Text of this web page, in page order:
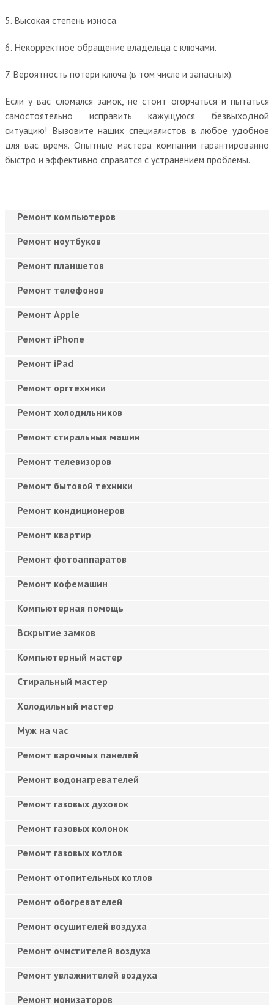
5. Высокая степень износа.
6. Некорректное обращение владельца с ключами.
7. Вероятность потери ключа (в том числе и запасных).
Если у вас сломался замок, не стоит огорчаться и пытаться
самостоятельно исправить кажущуюся безвыходной
ситуацию! Вызовите наших специалистов в любое удобное
для вас время. Опытные мастера компании гарантированно
быстро и эффективно справятся с устранением проблемы.
Ремонт компьютеров
Ремонт ноутбуков
Ремонт планшетов
Ремонт телефонов
Ремонт Apple
Ремонт iPhone
Ремонт iPad
Ремонт оргтехники
Ремонт холодильников
Ремонт стиральных машин
Ремонт телевизоров
Ремонт бытовой техники
Ремонт кондиционеров
Ремонт квартир
Ремонт фотоаппаратов
Ремонт кофемашин
Компьютерная помощь
Вскрытие замков
Компьютерный мастер
Cтиральный мастер
Холодильный мастер
Муж на час
Ремонт варочных панелей
Ремонт водонагревателей
Ремонт газовых духовок
Ремонт газовых колонок
Ремонт газовых котлов
Ремонт отопительных котлов
Ремонт обогревателей
Ремонт осушителей воздуха
Ремонт очистителей воздуха
Ремонт увлажнителей воздуха
Ремонт ионизаторов